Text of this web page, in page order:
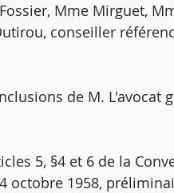
Mme Mirguet,
conseiller
de M. L'avocat
5, §4 et 6 de la
1958,